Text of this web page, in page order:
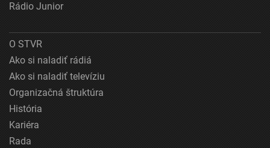
Rádio Junior
O STVR
Ako si naladiť rádiá
Ako si naladiť televíziu
Organizačná štruktúra
História
Kariéra
Rada